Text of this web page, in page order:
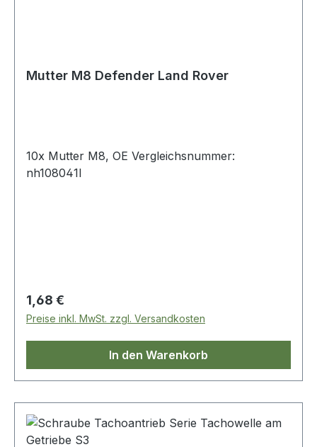
Mutter M8 Defender Land Rover
10x Mutter M8, OE Vergleichsnummer:
nh108041l
Regulärer Preis:
1,68 €
Preise inkl. MwSt. zzgl. Versandkosten
In den Warenkorb